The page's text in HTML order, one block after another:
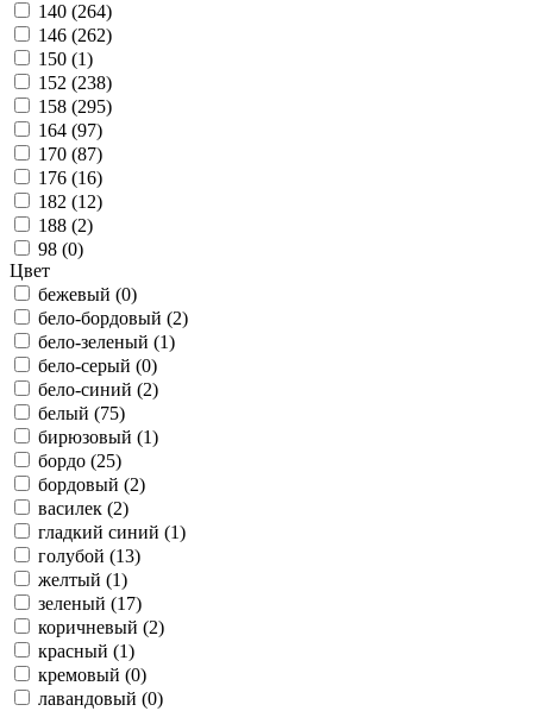
140 (264)
146 (262)
150 (1)
152 (238)
158 (295)
164 (97)
170 (87)
176 (16)
182 (12)
188 (2)
98 (0)
Цвет
бежевый (0)
бело-бордовый (2)
бело-зеленый (1)
бело-серый (0)
бело-синий (2)
белый (75)
бирюзовый (1)
бордо (25)
бордовый (2)
василек (2)
гладкий синий (1)
голубой (13)
желтый (1)
зеленый (17)
коричневый (2)
красный (1)
кремовый (0)
лавандовый (0)